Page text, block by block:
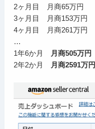
2ヶ月目 月商65万円
3ヶ月目 月商153万円
4ヶ月目 月商261万円
…
1年6か月
月商505万円
2年2か月
月商2591万円